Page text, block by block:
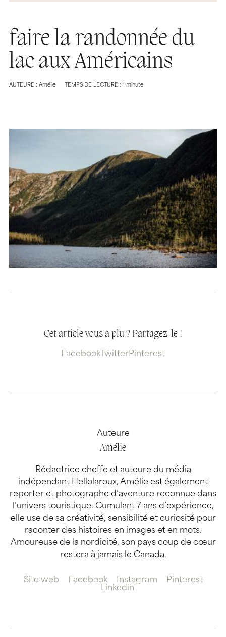
faire la randonnée du
lac aux Américains
AUTEURE : Amélie TEMPS DE LECTURE : 1 minute
Cet article vous a plu ? Partagez-le !
Facebook TwitterPinterest
Auteure
Amélie
Rédactrice cheffe et auteure du média
indépendant Hellolaroux, Amélie est également
reporter et photographe d’aventure reconnue dans
l’univers touristique. Cumulant 7 ans d’expérience,
elle use de sa créativité, sensibilité et curiosité pour
raconter des histoires en images et en mots.
Amoureuse de la nordicité, son pays coup de cœur
restera à jamais le Canada.
Site web Facebook Instagram
Pinterest
Linkedin